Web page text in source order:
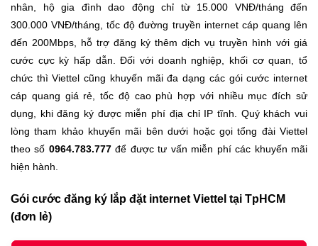
nhân, hộ gia đình dao động chỉ từ 15.000 VNĐ/tháng đến
300.000 VNĐ/tháng, tốc độ đường truyền internet cáp quang lên
đến 200Mbps, hỗ trợ đăng ký thêm dịch vụ truyền hình với giá
cước cực kỳ hấp dẫn. Đối với doanh nghiệp, khối cơ quan, tổ
chức thì Viettel cũng khuyến mãi đa dạng các gói cước internet
cáp quang giá rẻ, tốc độ cao phù hợp với nhiều mục đích sử
dụng, khi đăng ký được miễn phí địa chỉ IP tĩnh. Quý khách vui
lòng tham khảo khuyến mãi bên dưới hoặc gọi tổng đài Viettel
theo số 0964.783.777để được tư vấn miễn phí các khuyến mãi
hiện hành.
Gói cước đăng ký lắp đặt internet Viettel tại TpHCM
(đơn lẻ)